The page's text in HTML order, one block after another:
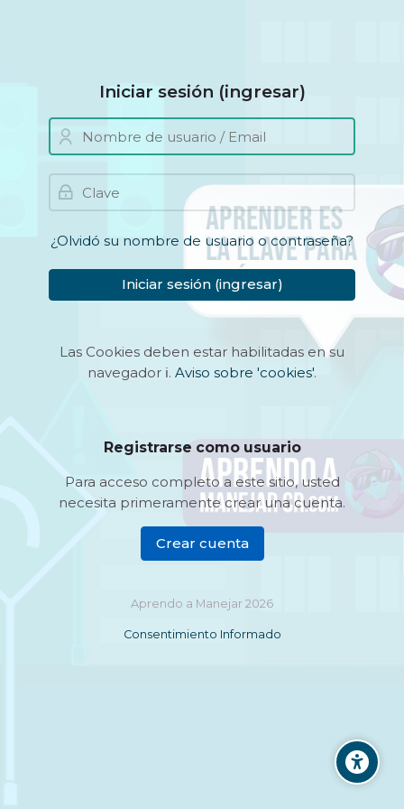
Iniciar sesión (ingresar)
Saltar a crear una nueva
Nombre de usuario / Email
Clave
¿Olvidó su nombre de usuario o contraseña?
Iniciar sesión (ingresar)
Las Cookies deben estar habilitadas en su
navegador ℹ️. Aviso sobre 'cookies'.
Registrarse como usuario
Para acceso completo a este sitio, usted
necesita primeramente crear una cuenta.
Crear cuenta
Aprendo a Manejar 2026
Consentimiento Informado